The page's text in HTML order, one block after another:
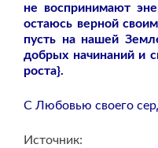
не воспринимают
остаюсь верной
пусть на нашей
добрых начинаний и
роста}.
С Любовью своего
Источник: